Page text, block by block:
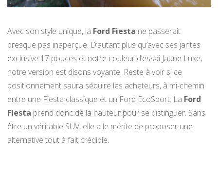
Avec son style unique, la Ford Fiesta ne passerait
presque pas inaperçue. D’autant plus qu’avec ses jantes
exclusive 17 pouces et notre couleur d’essai Jaune Luxe,
notre version est disons voyante. Reste à voir si ce
positionnement saura séduire les acheteurs, à mi-chemin
entre une Fiesta classique et un Ford EcoSport. La Ford
Fiesta prend donc de la hauteur pour se distinguer. Sans
être un véritable SUV, elle a le mérite de proposer une
alternative tout à fait crédible.